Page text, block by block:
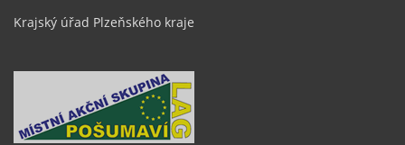
Krajský úřad Plzeňského kraje